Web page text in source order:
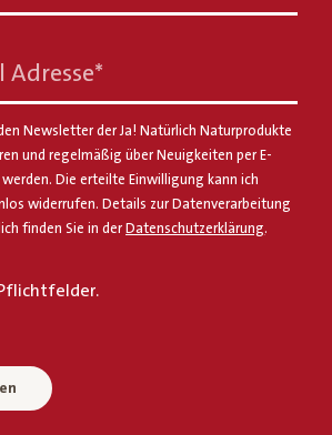
Adresse*
Newsletter der Ja! Natürlich Naturprodukte
und regelmäßig über Neuigkeiten per E-
Die erteilte Einwilligung kann ich
widerrufen. Details zur Datenverarbeitung
finden Sie in derDatenschutzerklärung.